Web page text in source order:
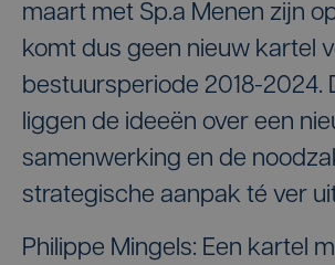
maart met Sp.a Menen zijn
komt dus geen nieuw kartel
bestuursperiode 2018-2024.
liggen de ideeën over een
samenwerking en de
strategische aanpak té ver
Philippe Mingels: Een kartel